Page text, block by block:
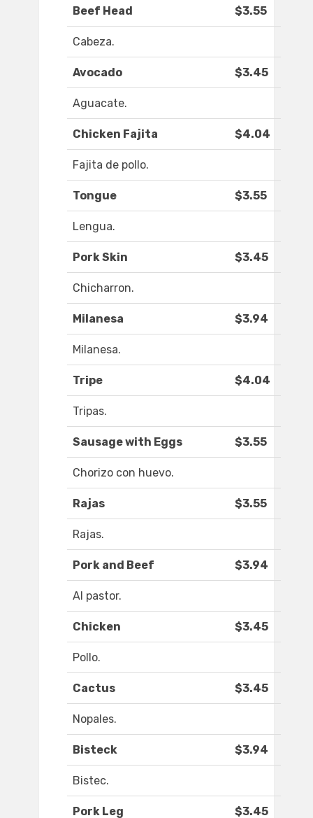
Beef Head $3.55
Cabeza.
Avocado $3.45
Aguacate.
Chicken Fajita $4.04
Fajita de pollo.
Tongue $3.55
Lengua.
Pork Skin $3.45
Chicharron.
Milanesa $3.94
Milanesa.
Tripe $4.04
Tripas.
Sausage with Eggs $3.55
Chorizo con huevo.
Rajas $3.55
Rajas.
Pork and Beef $3.94
Al pastor.
Chicken $3.45
Pollo.
Cactus $3.45
Nopales.
Bisteck $3.94
Bistec.
Pork Leg $3.45